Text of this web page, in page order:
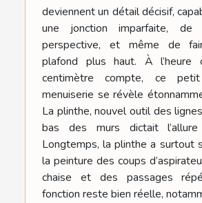
deviennent un détail décisif,
une jonction imparfaite, de
perspective, et même de
plafond plus haut. À l’heure
centimètre compte, ce
menuiserie se révèle
La plinthe, nouvel outil des
bas des murs dictait l’allure
Longtemps, la plinthe a surtout
la peinture des coups
chaise et des passages
fonction reste bien réelle,